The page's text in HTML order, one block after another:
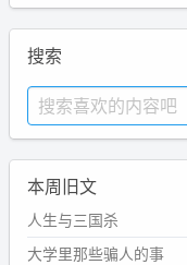
搜索
本周旧文
人生与三国杀
大学里那些骗人的事